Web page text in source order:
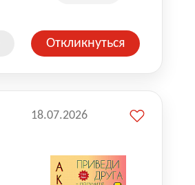
Откликнуться
18.07.2026